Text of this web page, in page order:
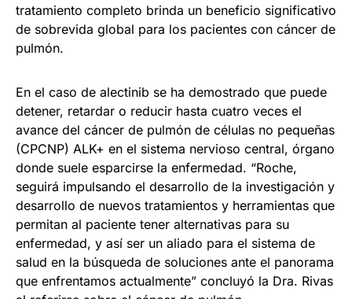
tratamiento completo brinda un beneficio significativo
de sobrevida global para los pacientes con cáncer de
pulmón.
En el caso de alectinib se ha demostrado que puede
detener, retardar o reducir hasta cuatro veces el
avance del cáncer de pulmón de células no pequeñas
(CPCNP) ALK+ en el sistema nervioso central, órgano
donde suele esparcirse la enfermedad. “Roche,
seguirá impulsando el desarrollo de la investigación y
desarrollo de nuevos tratamientos y herramientas que
permitan al paciente tener alternativas para su
enfermedad, y así ser un aliado para el sistema de
salud en la búsqueda de soluciones ante el panorama
que enfrentamos actualmente” concluyó la Dra. Rivas